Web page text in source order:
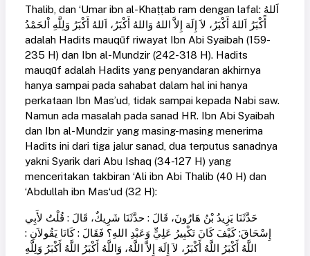
Thalib, dan ‘Umar ibn al-Khaṭṭab ram dengan lafal: اَللهُ
أًكْبَرُ اَللهُ أَكْبَرُ، لاَ إِلَهَ إِلاَّ اللهُ وَاللهُ أَكْبَرُ، اَللهُ أَكْبَرُ وَلِلَّهِ اْلحَمْدُ
adalah Hadits mauqūf riwayat Ibn Abi Syaibah (159-
235 H) dan Ibn al-Mundzir (242-318 H). Hadits
mauqūf adalah Hadits yang penyandaran akhirnya
hanya sampai pada sahabat dalam hal ini hanya
perkataan Ibn Mas’ud, tidak sampai kepada Nabi saw.
Namun ada masalah pada sanad HR. Ibn Abi Syaibah
dan Ibn al-Mundzir yang masing-masing menerima
Hadits ini dari tiga jalur sanad, dua terputus sanadnya
yakni Syarik dari Abu Ishaq (34-127 H) yang
menceritakan takbiran ‘Ali ibn Abi Thalib (40 H) dan
‘Abdullah ibn Mas‘ud (32 H):
حَدَّثَنَا يَزِيدُ بْنُ هَارُونَ، قَالَ : حدَّثَنَا شَرِيكٌ، قَالَ : قُلْتُ لأَبِي
إِسْحَاقَ: كَيْفَ كَانَ تَكْبِيرُ عَلِيٍّ وَعَبْدِ اللهِ؟ فَقَالَ : كَانَا يَقُولاَنِ :
اللَّهُ أَكْبَرُ اللَّهُ أَكْبَرُ، لاَ إِلَهَ إِلاَّ اللَّهُ، وَاللَّهُ أَكْبَرُ اللَّهُ أَكْبَرُ وَلِلَّهِ